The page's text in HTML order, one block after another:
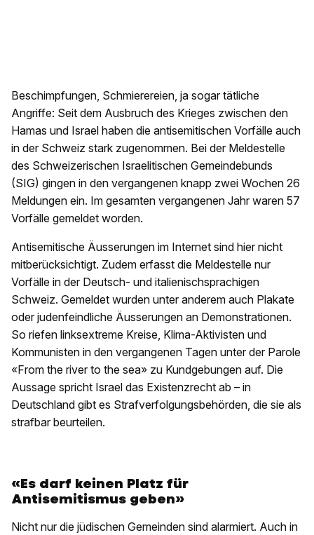
Beschimpfungen, Schmierereien, ja sogar tätliche
Angriffe: Seit dem Ausbruch des Krieges zwischen den
Hamas und Israel haben die antisemitischen Vorfälle auch
in der Schweiz stark zugenommen. Bei der Meldestelle
des Schweizerischen Israelitischen Gemeindebunds
(SIG) gingen in den vergangenen knapp zwei Wochen 26
Meldungen ein. Im gesamten vergangenen Jahr waren 57
Vorfälle gemeldet worden.
Antisemitische Äusserungen im Internet sind hier nicht
mitberücksichtigt. Zudem erfasst die Meldestelle nur
Vorfälle in der Deutsch- und italienischsprachigen
Schweiz. Gemeldet wurden unter anderem auch Plakate
oder judenfeindliche Äusserungen an Demonstrationen.
So riefen linksextreme Kreise, Klima-Aktivisten und
Kommunisten in den vergangenen Tagen unter der Parole
«From the river to the sea» zu Kundgebungen auf. Die
Aussage spricht Israel das Existenzrecht ab – in
Deutschland gibt es Strafverfolgungsbehörden, die sie als
strafbar beurteilen.
«Es darf keinen Platz für
Antisemitismus geben»
Nicht nur die jüdischen Gemeinden sind alarmiert. Auch in